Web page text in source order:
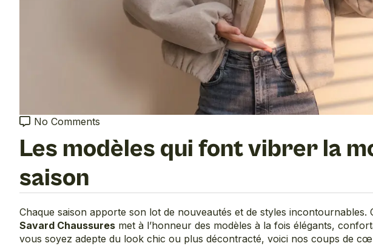
No Comments
Les modèles qui font vibrer la
saison
Chaque saison apporte son lot de nouveautés et de styles incontournables.
Savard Chaussures met à l’honneur des modèles à la fois élégants,
vous soyez adepte du look chic ou plus décontracté, voici nos coups de